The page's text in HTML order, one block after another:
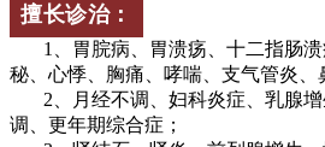
擅长诊治：
1、胃脘病、胃溃疡、十二指肠
秘、心悸、胸痛、哮喘、支气管炎、
2、月经不调、妇科炎症、乳腺
调、更年期综合症；